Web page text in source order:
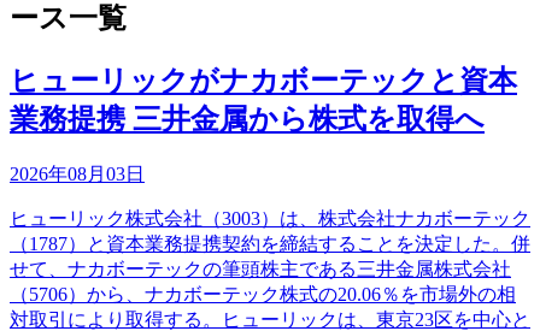
ース一覧
ヒューリックがナカボーテックと資本
業務提携 三井金属から株式を取得へ
2026年08月03日
ヒューリック株式会社（3003）は、株式会社ナカボーテック
（1787）と資本業務提携契約を締結することを決定した。併
せて、ナカボーテックの筆頭株主である三井金属株式会社
（5706）から、ナカボーテック株式の20.06％を市場外の相
対取引により取得する。ヒューリックは、東京23区を中心と